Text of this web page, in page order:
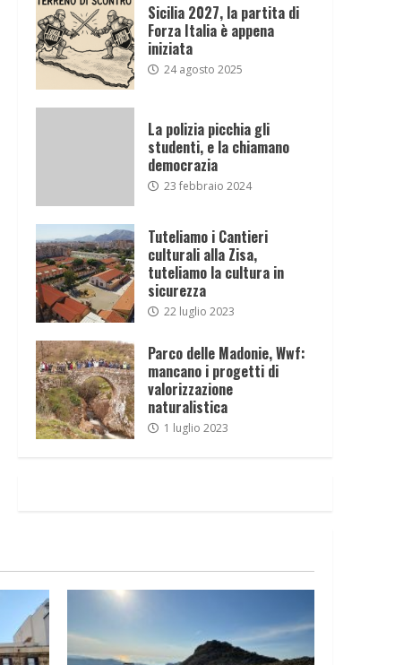
Sicilia 2027, la partita di
Forza Italia è appena
iniziata
24 agosto 2025
La polizia picchia gli
studenti, e la chiamano
democrazia
23 febbraio 2024
Tuteliamo i Cantieri
culturali alla Zisa,
tuteliamo la cultura in
sicurezza
22 luglio 2023
Parco delle Madonie, Wwf:
mancano i progetti di
valorizzazione
naturalistica
1 luglio 2023